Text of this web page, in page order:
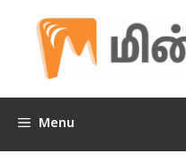
content
Menu